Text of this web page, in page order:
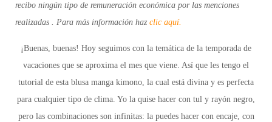
recibo ningún tipo de remuneración económica por las menciones
realizadas . Para más información haz clic aquí.
¡Buenas, buenas! Hoy seguimos con la temática de la temporada de
vacaciones que se aproxima el mes que viene. Así que les tengo el
tutorial de esta blusa manga kimono, la cual está divina y es perfecta
para cualquier tipo de clima. Yo la quise hacer con tul y rayón negro,
pero las combinaciones son infinitas: la puedes hacer con encaje, con